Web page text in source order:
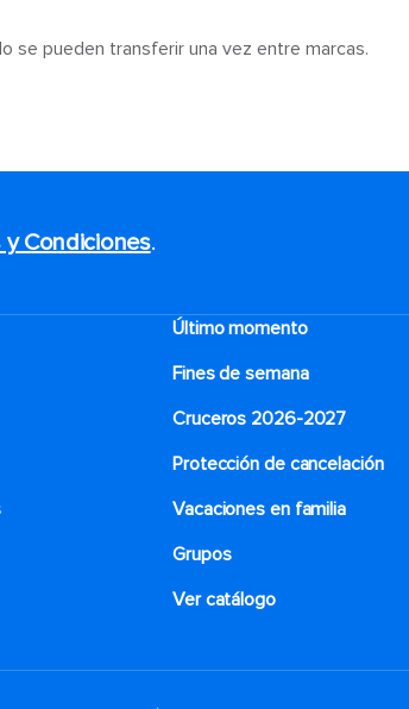
se pueden transferir una vez entre marcas.
y Condiciones.
Último momento
Fines de semana
Cruceros 2026-2027
Protección de cancelación
Vacaciones en familia
Grupos
Ver catálogo